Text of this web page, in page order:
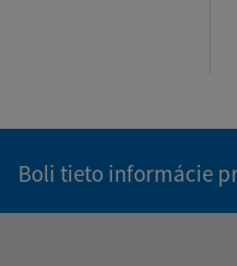
Boli tieto informácie